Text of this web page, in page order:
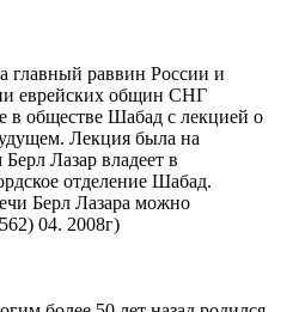
главный раввин России и
еврейских общин СНГ
в обществе Шабад с лекцией о
Лекция была на
Лазар владеет в
отделение Шабад.
Берл Лазара можно
04. 2008г)